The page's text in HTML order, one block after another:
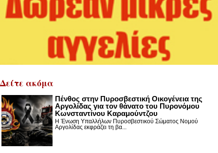
Δείτε ακόμα
Πένθος στην Πυροσβεστική Οικογένεια της
Αργολίδας για τον θάνατο του Πυρονόμου
Κωνσταντίνου Καραμούντζου
Η Ένωση Υπαλλήλων Πυροσβεστικού Σώματος Νομού
Αργολίδας εκφράζει τη βα...